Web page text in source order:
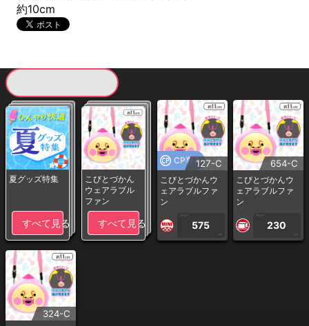
約10cm
夏グッズ特集
すべて見る
こびとづかん
ウェアラブル
ファン
すべて見る
CP専用127-C
こびとづかんウ
ェアラブルファ
ン
1PLAY
575
CP
654-C
こびとづかんウ
ェアラブルファ
ン
1PLAY
230
CP
324-C